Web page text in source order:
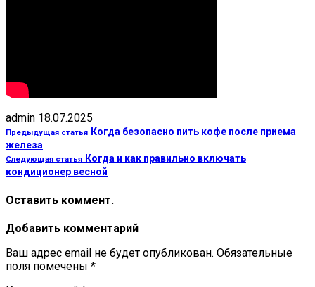
admin 18.07.2025
Предыдущая статья Когда безопасно пить кофе после приема
железа
Следующая статья Когда и как правильно включать
кондиционер весной
Оставить коммент.
Добавить комментарий
Ваш адрес email не будет опубликован. Обязательные
поля помечены *